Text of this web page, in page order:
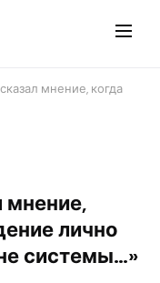
мнение, когда
мнение,
лично
системы…»